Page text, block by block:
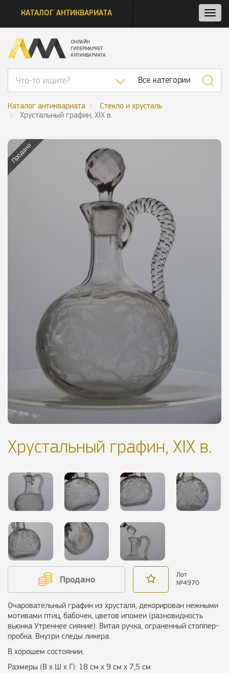
и
КАТАЛОГ АНТИКВАРИАТА
Список
Все категории
Каталог антиквариата
Стекло и хрусталь
Хрустальный графин, XIX в.
Продано
Хрустальный графин, XIX в.
Продано
Лот
№4970
Очаровательный графин из хрусталя, декорирован нежными
мотивами птиц, бабочек, цветов ипомеи (разновидность
вьюнка Утреннее сияние). Витая ручка, ограненный стоппер-
пробка. Внутри следы ликера.
В хорошем состоянии.
Размеры (В х Ш х Г): 18 см х 9 см х 7,5 см